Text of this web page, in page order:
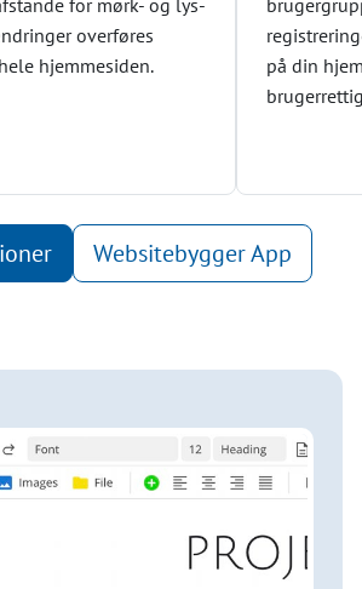
for mørk- og lys-
overføres
hjemmesiden.
på din
Websitebygger App